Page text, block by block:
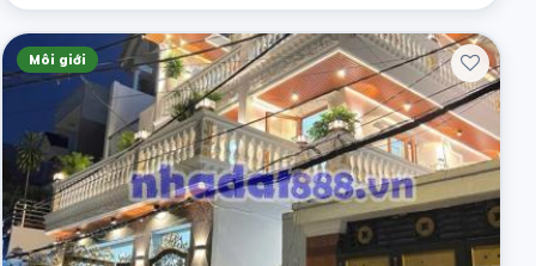
Môi giới